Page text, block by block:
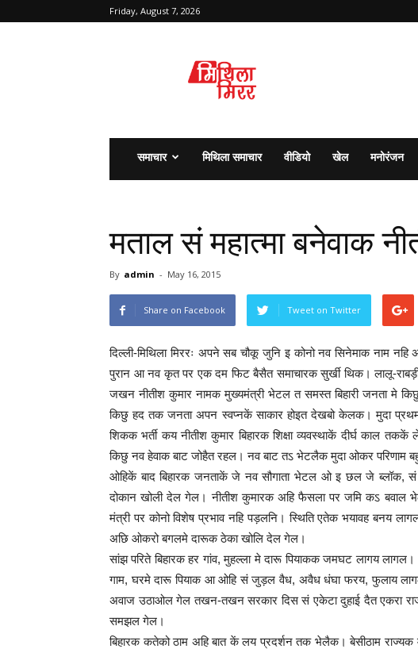
Friday, August 7, 2026
समाचार मिथिला समाचार वीडियो खेल मनोरंजन
मताल सं महात्मा बनेवाक
By admin - May 16, 2015
Share on Facebook Tweet on Twitter
दिल्ली-मिथिला मिररः अपने सब चौकू जुनि इ कोनो नव सिनेमाक नाम नहि
पुरान आ नव कृत पर एक दम फिट बैसैत समाचारक सुर्खी थिक। लालू-
जखन नीतीश कुमार नामक मुख्यमंत्री भेटल त समस्त बिहारी जनता मे
किछु हद तक जनता अपन स्वप्नकें साकार होइत देखबो केलक। मुदा प्रथम
शिकक भर्ती कय नीतीश कुमार बिहारक शिक्षा व्यवस्थाकें दीर्घ काल
किछु नव हेवाक बाट जोहैत रहल। नव बाट तऽ भेटलैक मुदा ओकर परिणाम
ओहिकें बाद बिहारक जनताकें जे नव सौगाता भेटल ओ इ छल जे ब्लॉक,
दोकान खोली देल गेल। नीतीश कुमारक अहि फैसला पर जमि कऽ बवाल
मंत्री पर कोनो विशेष प्रभाव नहि पड़लनि। स्थिति एतेक भयावह बनय
अछि ओकरो बगलमे दारूक ठेका खोलि देल गेल।
सांझ परिते बिहारक हर गांव, मुहल्ला मे दारू पियाकक जमघट लागय
गाम, घरमे दारू पियाक आ ओहि सं जुड़ल वैध, अवैध धंघा फरय, फुलाय
अवाज उठाओल गेल तखन-तखन सरकार दिस सं एकेटा दुहाई दैत एकरा
समझल गेल।
बिहारक कतेको ठाम अहि बात कें लय प्रदर्शन तक भेलैक। बेसीठाम